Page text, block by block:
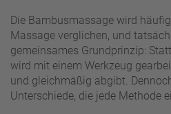
Die Bambusmassage wird
Massage verglichen, und
gemeinsames Grundprinzip:
wird mit einem Werkzeug
und gleichmäßig abgibt.
Unterschiede, die jede Methode